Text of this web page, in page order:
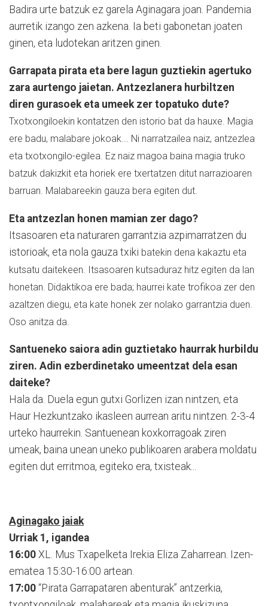
Badira urte batzuk ez garela Aginagara joan. Pandemia
aurretik izango zen azkena. Ia beti gabonetan joaten
ginen, eta ludotekan aritzen ginen.
Garrapata pirata eta bere lagun guztiekin agertuko
zara aurtengo jaietan. Antzezlanera hurbiltzen
diren gurasoek eta umeek zer topatuko dute?
Txotxongiloekin kontatzen den istorio bat da hauxe. Magia
ere badu, malabare jokoak... Ni narratzailea naiz, antzezlea
eta txotxongilo-egilea. Ez naiz magoa baina magia truko
batzuk dakizkit eta horiek ere txertatzen ditut narrazioaren
barruan. Malabareekin gauza bera egiten dut.
Eta antzezlan honen mamian zer dago?
Itsasoaren eta naturaren garrantzia azpimarratzen du
istorioak, eta nola gauza txiki batekin dena kakaztu eta
kutsatu daitekeen. Itsasoaren kutsaduraz hitz egiten da lan
honetan. Didaktikoa ere bada; haurrei kate trofikoa zer den
azaltzen diegu, eta kate honek zer nolako garrantzia duen.
Oso anitza da.
Santueneko saiora adin guztietako haurrak hurbildu
ziren. Adin ezberdinetako umeentzat dela esan
daiteke?
Hala da. Duela egun gutxi Gorlizen izan nintzen, eta
Haur Hezkuntzako ikasleen aurrean aritu nintzen. 2-3-4
urteko haurrekin. Santuenean koxkorragoak ziren
umeak, baina unean uneko publikoaren arabera moldatu
egiten dut erritmoa, egiteko era, txisteak...
Aginagako jaiak
Urriak 1, igandea
16:00 XL. Mus Txapelketa Irekia Eliza Zaharrean. Izen-
ematea 15:30-16:00 artean.
17:00 “Pirata Garrapataren abenturak” antzerkia,